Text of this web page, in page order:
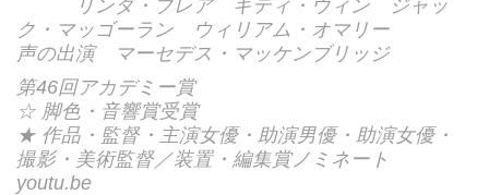
リンダ・ブレア キティ・ウィン ジャッ
ク・マッゴーラン ウィリアム・オマリー
声の出演 マーセデス・マッケンブリッジ
第46回アカデミー賞
☆ 脚色・音響賞受賞
★ 作品・監督・主演女優・助演男優・助演女優・
撮影・美術監督／装置・編集賞ノミネート
youtu.be